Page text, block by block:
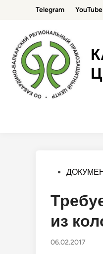
содержимому
Telegram YouTube
Опубликовано
из
06.02.2017